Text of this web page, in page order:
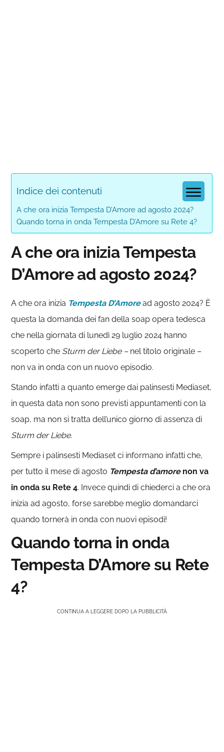
Indice dei contenuti
A che ora inizia Tempesta D’Amore ad agosto 2024?
Quando torna in onda Tempesta D’Amore su Rete 4?
A che ora inizia Tempesta
D’Amore ad agosto 2024?
A che ora inizia TempestaD’Amoread agosto 2024? È
questa la domanda dei fan della soap opera tedesca
che nella giornata di lunedì 29 luglio 2024 hanno
scoperto che Sturm der Liebe – nel titolo originale –
non va in onda con un nuovo episodio.
Stando infatti a quanto emerge dai palinsesti Mediaset,
in questa data non sono previsti appuntamenti con la
soap, ma non si tratta dell’unico giorno di assenza di
Sturm der Liebe.
Sempre i palinsesti Mediaset ci informano infatti che,
per tutto il mese di agosto Tempesta d’amore non va
in onda su Rete 4. Invece quindi di chiederci a che ora
inizia ad agosto, forse sarebbe meglio domandarci
quando tornerà in onda con nuovi episodi!
Quando torna in onda
Tempesta D’Amore su Rete
4?
CONTINUA A LEGGERE DOPO LA PUBBLICITÀ